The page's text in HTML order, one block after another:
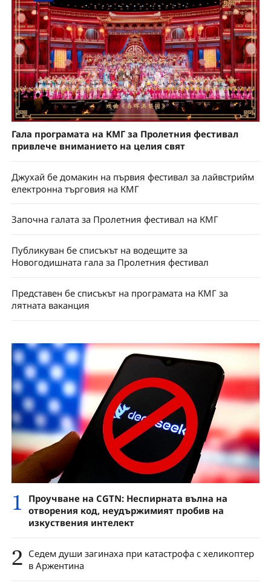
Гала програмата на КМГ за Пролетния фестивал
привлече вниманието на целия свят
Джухай бе домакин на първия фестивал за лайвстрийм
електронна търговия на КМГ
Започна галата за Пролетния фестивал на КМГ
Публикуван бе списъкът на водещите за
Новогодишната гала за Пролетния фестивал
Представен бе списъкът на програмата на КМГ за
лятната ваканция
1
Проучване на CGTN: Неспирната вълна на
отворения код, неудържимият пробив на
изкуствения интелект
2 Седем души загинаха при катастрофа с хеликоптер
в Аржентина